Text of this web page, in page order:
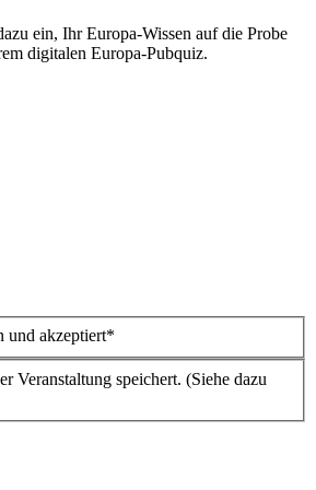
ein, Ihr Europa-Wissen auf die Probe
digitalen Europa-Pubquiz.
und akzeptiert*
Veranstaltung speichert. (Siehe dazu